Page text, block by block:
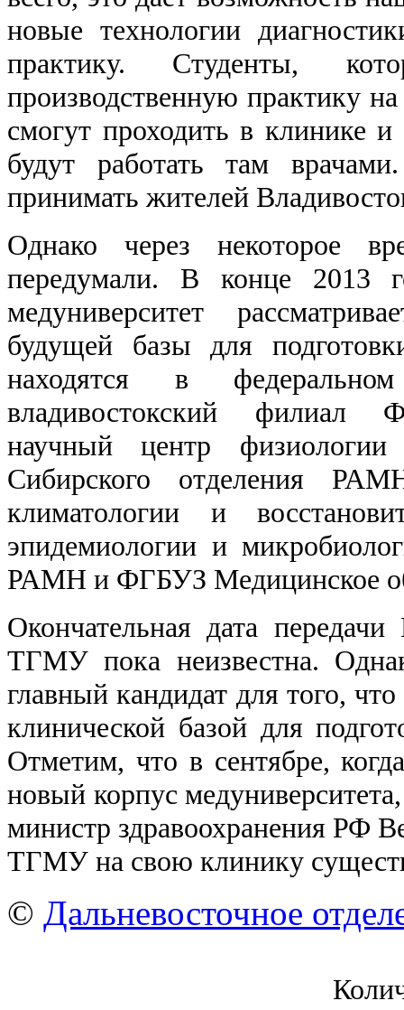
новые технологии
практику. Студенты,
производственную практику
смогут проходить в клинике
будут работать там
принимать жителей
Однако через некоторое
передумали. В конце 2013
медуниверситет
будущей базы для
находятся в
владивостокский филиал
научный центр
Сибирского отделения
климатологии и
эпидемиологии и
РАМН и ФГБУЗ Медицинское
Окончательная дата
ТГМУ пока неизвестна.
главный кандидат для того,
клинической базой для
Отметим, что в сентябре,
новый корпус
министр здравоохранения РФ
ТГМУ на свою клинику
© Дальневосточное